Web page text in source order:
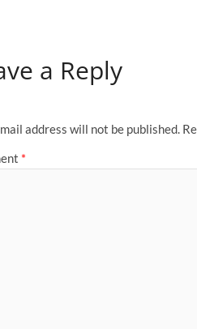
a Reply
address will not be published.
*